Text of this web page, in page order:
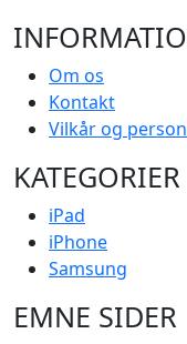
Om os
Kontakt
Vilkår og
KATEGORIER
iPad
iPhone
Samsung
EMNE SIDER